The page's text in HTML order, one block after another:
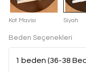
Kot Mavisi Siyah
Beden Seçenekleri